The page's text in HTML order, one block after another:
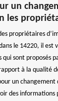
un
les
propriétaires
le 14220, il
qui sont proposés
à la qualité
un
des informations